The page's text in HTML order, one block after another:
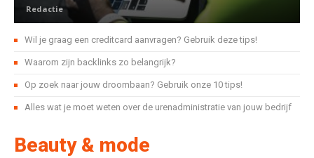
Redactie
Wil je graag een creditcard aanvragen? Gebruik deze tips!
Waarom zijn backlinks zo belangrijk?
Op zoek naar jouw droombaan? Gebruik onze 10 tips!
Alles wat je moet weten over de urenadministratie van jouw bedrijf
Beauty & mode